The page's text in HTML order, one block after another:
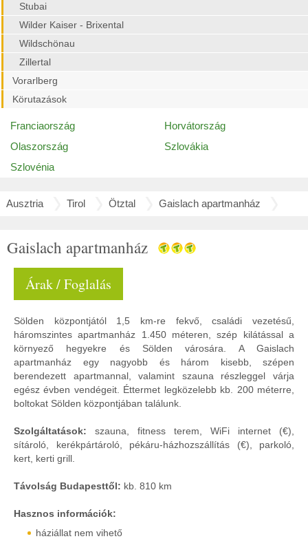
Stubai
Wilder Kaiser - Brixental
Wildschönau
Zillertal
Vorarlberg
Körutazások
Franciaország
Horvátország
Olaszország
Szlovákia
Szlovénia
Ausztria Tirol Ötztal Gaislach apartmanház
Gaislach apartmanház
Árak / Foglalás
Sölden központjától 1,5 km-re fekvő, családi vezetésű,
háromszintes apartmanház 1.450 méteren, szép kilátással a
környező hegyekre és Sölden városára. A Gaislach
apartmanház egy nagyobb és három kisebb, szépen
berendezett apartmannal, valamint szauna részleggel várja
egész évben vendégeit. Éttermet legközelebb kb. 200 méterre,
boltokat Sölden központjában találunk.
Szolgáltatások: szauna, fitness terem, WiFi internet (€),
sítároló, kerékpártároló, pékáru-házhozszállítás (€), parkoló,
kert, kerti grill.
Távolság Budapesttől: kb. 810 km
Hasznos információk:
háziállat nem vihető